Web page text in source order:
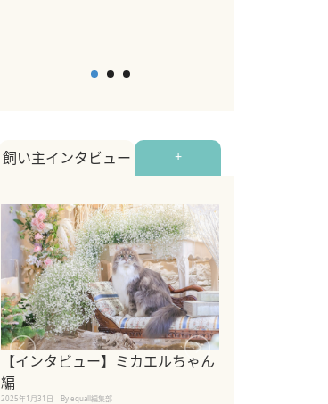
飼い主インタビュー +
【インタビュー】ミカエルちゃん
編
2025年1月31日 By equall編集部